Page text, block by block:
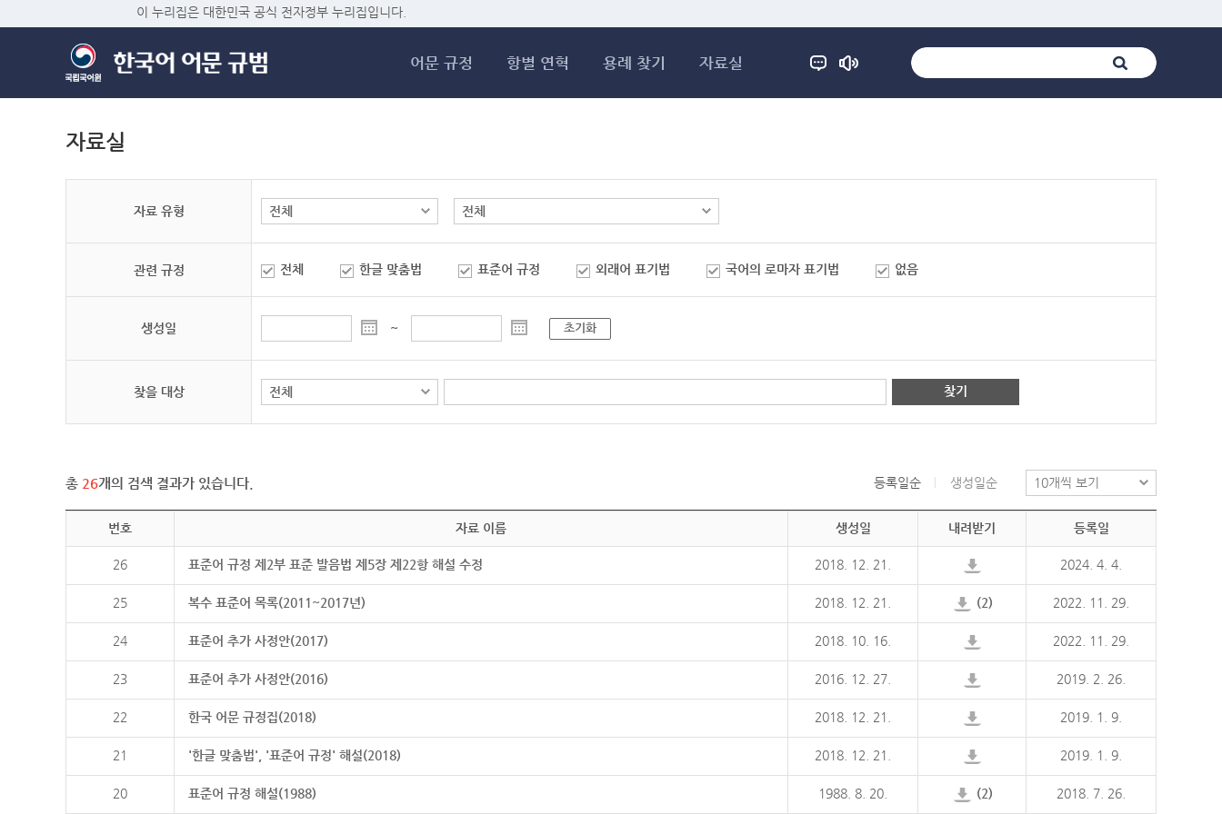
이 누리집은 대한민국 공식 전자정부 누리집입니다.
어문 규정 항별 연혁 용례 찾기 자료실
자료실
자료 유형
관련 규정 전체 한글 맞춤법 표준어 규정 외래어 표기법 국어의 로마자 표기법 없음
생성일 ~ 초기화
찾을 대상 찾기
총 26개의 검색 결과가 있습니다. 등록일순 생성일순
번호 자료 이름 생성일 내려받기 등록일
26 표준어 규정 제2부 표준 발음법 제5장 제22항 해설 수정 2018. 12. 21. 2024. 4. 4.
25 복수 표준어 목록(2011~2017년) 2018. 12. 21. (2) 2022. 11. 29.
24 표준어 추가 사정안(2017) 2018. 10. 16. 2022. 11. 29.
23 표준어 추가 사정안(2016) 2016. 12. 27. 2019. 2. 26.
22 한국 어문 규정집(2018) 2018. 12. 21. 2019. 1. 9.
21 '한글 맞춤법', '표준어 규정' 해설(2018) 2018. 12. 21. 2019. 1. 9.
20 표준어 규정 해설(1988) 1988. 8. 20. (2) 2018. 7. 26.